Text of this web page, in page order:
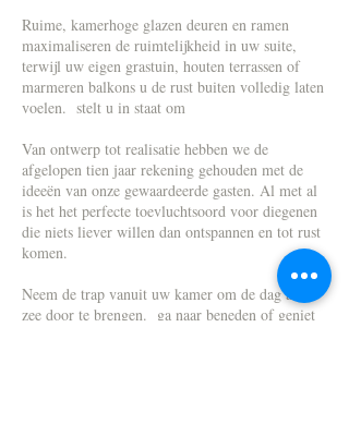
Ruime, kamerhoge glazen deuren en ramen
maximaliseren de ruimtelijkheid in uw suite,
terwijl uw eigen grastuin, houten terrassen of
marmeren balkons u de rust buiten volledig laten
voelen. stelt u in staat om
Van ontwerp tot realisatie hebben we de
afgelopen tien jaar rekening gehouden met de
ideeën van onze gewaardeerde gasten. Al met al
is het het perfecte toevluchtsoord voor diegenen
die niets liever willen dan ontspannen en tot rust
komen.
Neem de trap vanuit uw kamer om de dag aan
zee door te brengen. ga naar beneden of geniet